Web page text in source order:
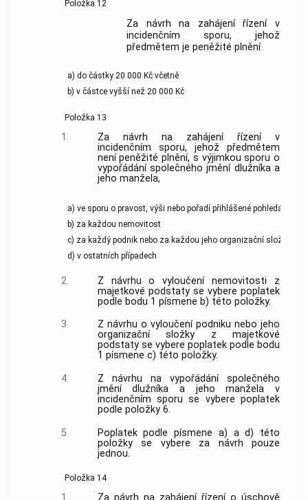
Položka 12
Za návrh na zahájení řízení v
incidenčním sporu, jehož
předmětem je peněžité plnění
a) do částky 20 000 Kč včetně
b) v částce vyšší než 20 000 Kč
Položka 13
1.
Za návrh na zahájení řízení v
incidenčním sporu, jehož předmětem
není peněžité plnění, s výjimkou sporu o
vypořádání společného jmění dlužníka a
jeho manžela,
a) ve sporu o pravost, výši nebo pořadí přihlášené pohledávky
b) za každou nemovitost
c) za každý podnik nebo za každou jeho organizační složku
d) v ostatních případech
2.
Z návrhu o vyloučení nemovitosti z
majetkové podstaty se vybere poplatek
podle bodu 1 písmene b) této položky.
3.
Z návrhu o vyloučení podniku nebo jeho
organizační složky z majetkové
podstaty se vybere poplatek podle bodu
1 písmene c) této položky.
4.
Z návrhu na vypořádání společného
jmění dlužníka a jeho manžela v
incidenčním sporu se vybere poplatek
podle položky 6.
5.
Poplatek podle písmene a) a d) této
položky se vybere za návrh pouze
jednou.
Položka 14
1.
Za návrh na zahájení řízení o úschově